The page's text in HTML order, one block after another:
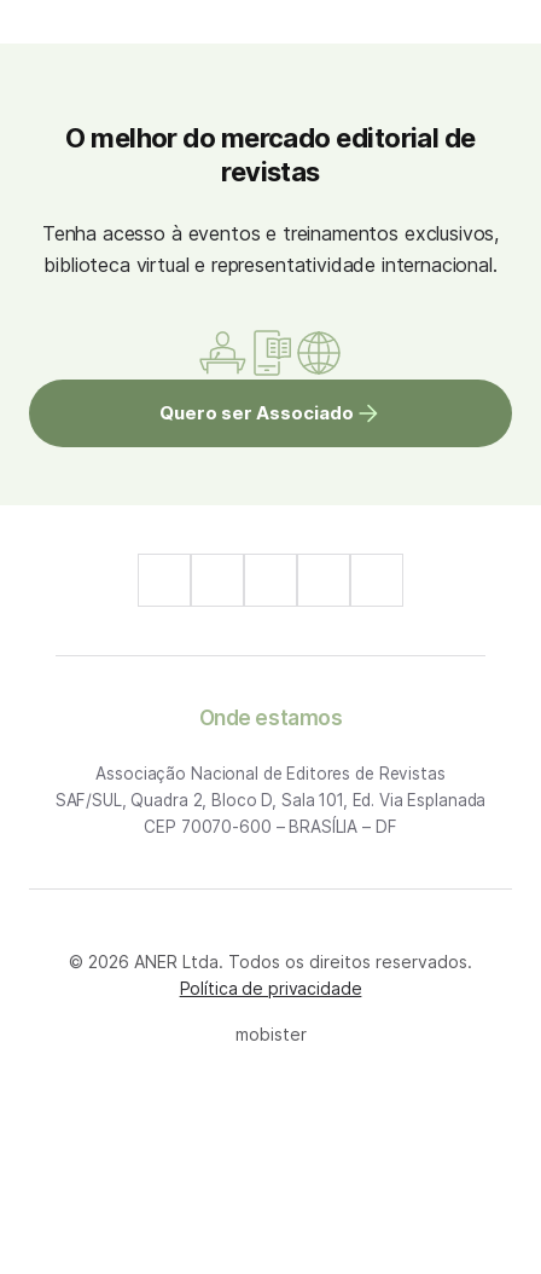
O melhor do mercado editorial de
revistas
Tenha acesso à eventos e treinamentos exclusivos,
biblioteca virtual e representatividade internacional.
Quero ser Associado
Onde estamos
Associação Nacional de Editores de Revistas
SAF/SUL, Quadra 2, Bloco D, Sala 101, Ed. Via Esplanada
CEP 70070-600 – BRASÍLIA – DF
© 2026 ANER Ltda. Todos os direitos reservados.
Política de privacidade
mobister